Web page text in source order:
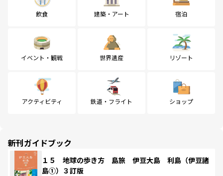
飲食 建築・アート 宿泊
イベント・観戦 世界遺産 リゾート
アクティビティ 鉄道・フライト ショップ
新刊ガイドブック
１５ 地球の歩き方 島旅 伊豆大島 利島（伊豆諸
島①）３訂版